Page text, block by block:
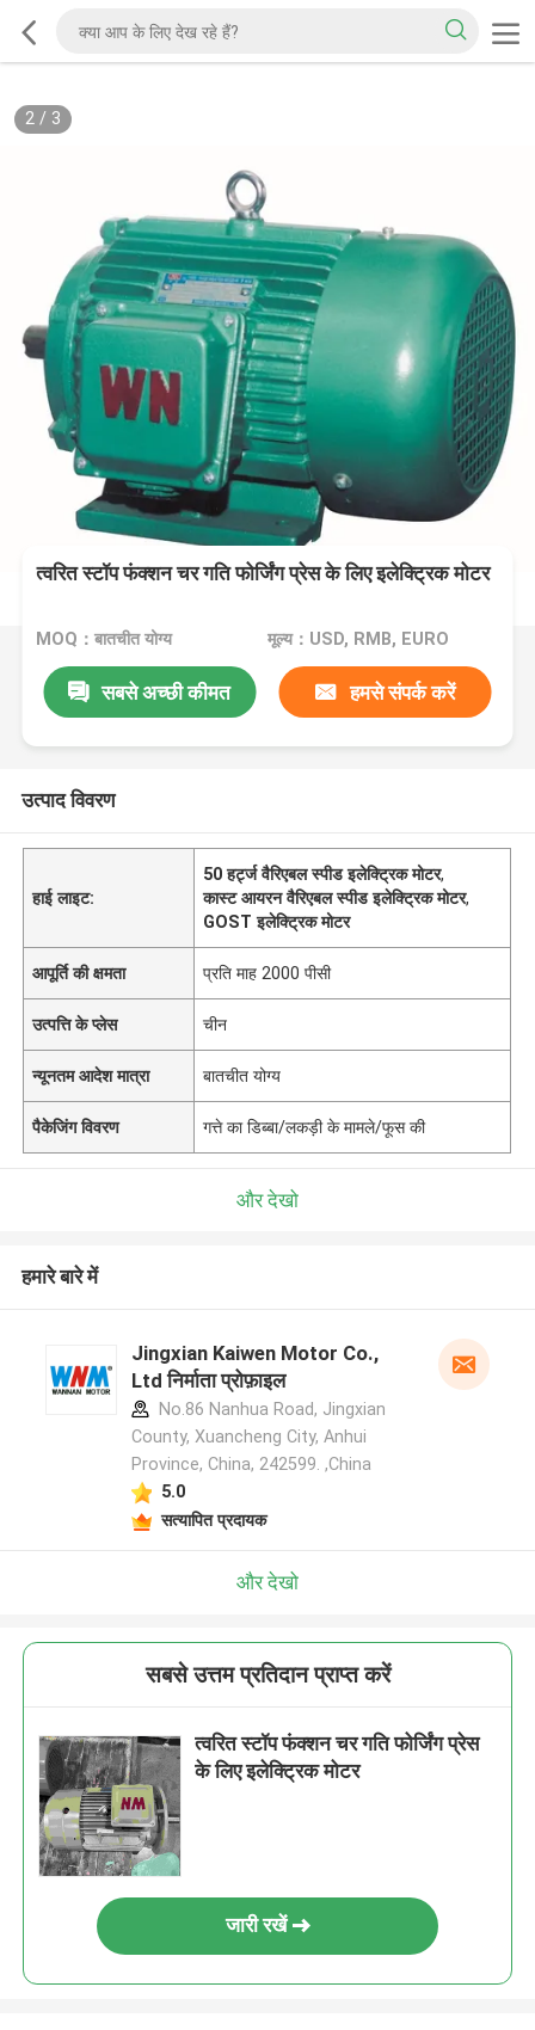
2/ 3
त्वरित स्टॉप फंक्शन चर गति फोर्जिंग प्रेस के लिए इलेक्ट्रिक मोटर
MOQ：बातचीत योग्य मूल्य：USD, RMB, EURO
सबसे अच्छी कीमत हमसे संपर्क करें
उत्पाद विवरण
हाई लाइट:
50 हर्ट्ज वैरिएबल स्पीड इलेक्ट्रिक मोटर,
कास्ट आयरन वैरिएबल स्पीड इलेक्ट्रिक मोटर,
GOST इलेक्ट्रिक मोटर
आपूर्ति की क्षमता प्रति माह 2000 पीसी
उत्पत्ति के प्लेस चीन
न्यूनतम आदेश मात्रा बातचीत योग्य
पैकेजिंग विवरण गत्ते का डिब्बा/लकड़ी के मामले/फूस की
और देखो
हमारे बारे में
Jingxian Kaiwen Motor Co.,
Ltd निर्माता प्रोफ़ाइल
No.86 Nanhua Road, Jingxian
County, Xuancheng City, Anhui
Province, China, 242599. ,China
5.0
सत्यापित प्रदायक
और देखो
सबसे उत्तम प्रतिदान प्राप्त करें
त्वरित स्टॉप फंक्शन चर गति फोर्जिंग प्रेस
के लिए इलेक्ट्रिक मोटर
जारी रखें